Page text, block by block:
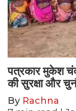
पत्रकार मुकेश
की सुरक्षा और
By Rachna